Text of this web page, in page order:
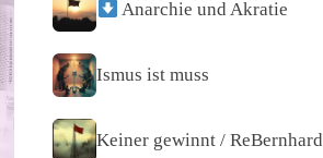
Anarchie und Akratie
Ismus ist muss
Keiner gewinnt / ReBernhard